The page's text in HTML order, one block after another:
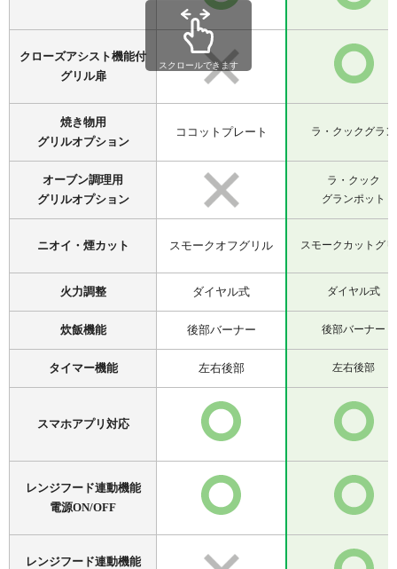
クローズアシスト機能付
グリル扉
焼き物用
グリルオプション
ココットプレート ラ・クックグラン
オーブン調理用
グリルオプション
ラ・クック
グランポット
ニオイ・煙カット スモークオフグリル スモークカットグ
火力調整 ダイヤル式 ダイヤル式
炊飯機能 後部バーナー 後部バーナー
タイマー機能 左右後部 左右後部
スマホアプリ対応
レンジフード連動機能
電源ON/OFF
レンジフード連動機能